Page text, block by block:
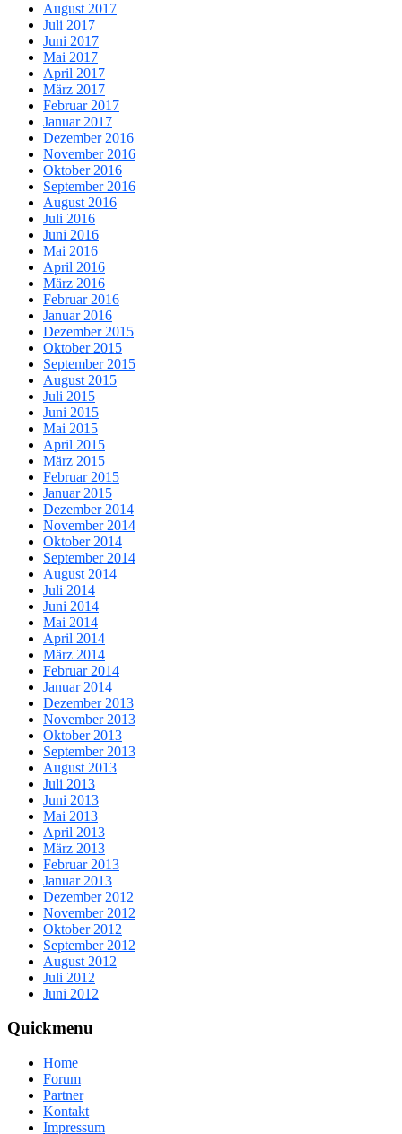
August 2017
Juli 2017
Juni 2017
Mai 2017
April 2017
März 2017
Februar 2017
Januar 2017
Dezember 2016
November 2016
Oktober 2016
September 2016
August 2016
Juli 2016
Juni 2016
Mai 2016
April 2016
März 2016
Februar 2016
Januar 2016
Dezember 2015
Oktober 2015
September 2015
August 2015
Juli 2015
Juni 2015
Mai 2015
April 2015
März 2015
Februar 2015
Januar 2015
Dezember 2014
November 2014
Oktober 2014
September 2014
August 2014
Juli 2014
Juni 2014
Mai 2014
April 2014
März 2014
Februar 2014
Januar 2014
Dezember 2013
November 2013
Oktober 2013
September 2013
August 2013
Juli 2013
Juni 2013
Mai 2013
April 2013
März 2013
Februar 2013
Januar 2013
Dezember 2012
November 2012
Oktober 2012
September 2012
August 2012
Juli 2012
Juni 2012
Quickmenu
Home
Forum
Partner
Kontakt
Impressum